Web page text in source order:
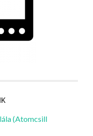
(Atomcsill